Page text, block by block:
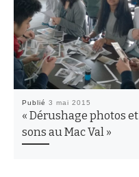
Publié 3 mai 2015
« Dérushage photos et
sons au Mac Val »